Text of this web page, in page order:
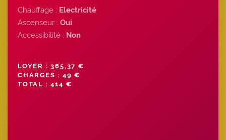
Chauffage : Electricité
Ascenseur : Oui
Accessibilité : Non
LOYER : 365,37 €
CHARGES : 49 €
TOTAL : 414 €